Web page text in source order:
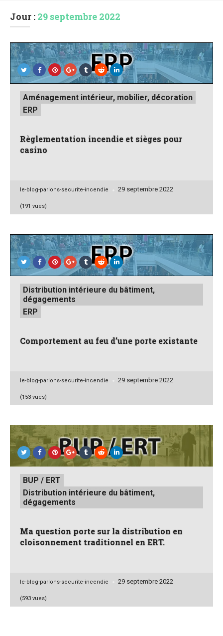
Jour : 29 septembre 2022
Posted
inAménagement intérieur, mobilier, décoration
ERP
Règlementation incendie et sièges pour
casino
Posted
le-blog-parlons-securite-incendie 29 septembre 2022
(191 vues)
Posted
inDistribution intérieure du bâtiment,
dégagements
ERP
Comportement au feu d’une porte existante
Posted
le-blog-parlons-securite-incendie 29 septembre 2022
(153 vues)
Posted
inBUP / ERT
Distribution intérieure du bâtiment,
dégagements
Ma question porte sur la distribution en
cloisonnement traditionnel en ERT.
Posted
le-blog-parlons-securite-incendie 29 septembre 2022
(593 vues)